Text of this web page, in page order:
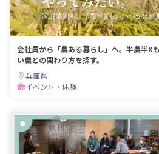
会社員から「農ある暮らし」へ。半農半X
い農との関わり方を探す。
兵庫県
イベント・体験